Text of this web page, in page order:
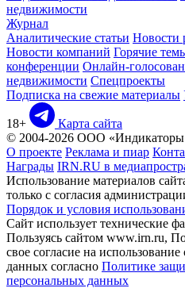
недвижимости
Журнал
Аналитические статьи Новости
Новости компаний Горячие
конференции Онлайн-
недвижимости Спецпроекты
Подписка на свежие материалы
18+
Карта сайта
© 2004-2026 ООО
О проекте Реклама и пиар
Награды IRN.RU в
Использование материалов
только с согласия
Порядок и условия
Сайт использует технические
Пользуясь сайтом www.irn.ru,
свое согласие на
данных согласно Политике
персональных данных